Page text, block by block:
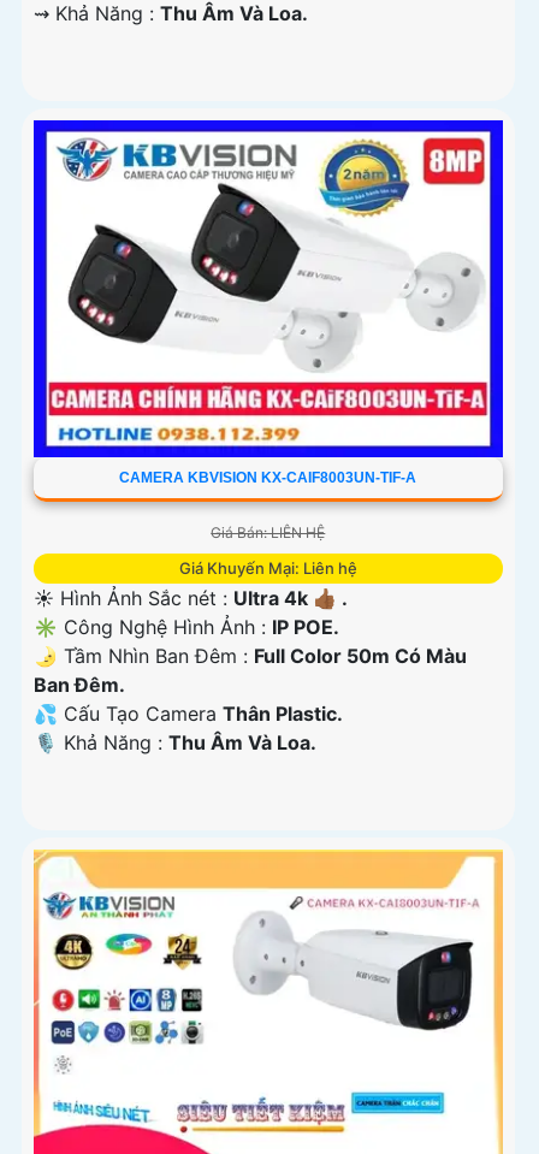
️⇝ Khả Năng : Thu Âm Và Loa.
CAMERA KBVISION KX-CAIF8003UN-TIF-A
Giá Bán: LIÊN HỆ
Giá Khuyến Mại: Liên hệ
☀️ Hình Ảnh Sắc nét : Ultra 4k 👍🏾 .
✳️ Công Nghệ Hình Ảnh : IP POE.
🌛 Tầm Nhìn Ban Đêm : Full Color 50m Có Màu
Ban Ðêm.
💦 Cấu Tạo Camera Thân Plastic.
️🎙 Khả Năng : Thu Âm Và Loa.